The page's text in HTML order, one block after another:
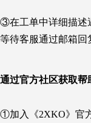
③在工单中详细描述
等待客服通过邮箱回
通过官方社区获取帮
①加入《2XKO》官